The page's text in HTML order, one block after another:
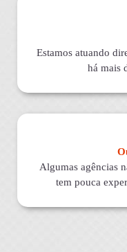
Estamos atuando
há mais
Algumas agências
tem pouca